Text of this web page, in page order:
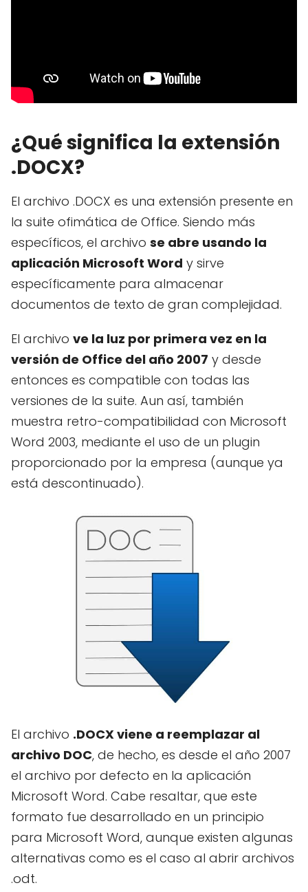
¿Qué significa la extensión
.DOCX?
El archivo .DOCX es una extensión presente en
la suite ofimática de Office. Siendo más
específicos, el archivo se abre usando la
aplicación Microsoft Word y sirve
específicamente para almacenar
documentos de texto de gran complejidad.
El archivo ve la luz por primera vez en la
versión de Office del año 2007 y desde
entonces es compatible con todas las
versiones de la suite. Aun así, también
muestra retro-compatibilidad con Microsoft
Word 2003, mediante el uso de un plugin
proporcionado por la empresa (aunque ya
está descontinuado).
El archivo .DOCX viene a reemplazar al
archivo DOC, de hecho, es desde el año 2007
el archivo por defecto en la aplicación
Microsoft Word. Cabe resaltar, que este
formato fue desarrollado en un principio
para Microsoft Word, aunque existen algunas
alternativas como es el caso al abrir archivos
.odt.